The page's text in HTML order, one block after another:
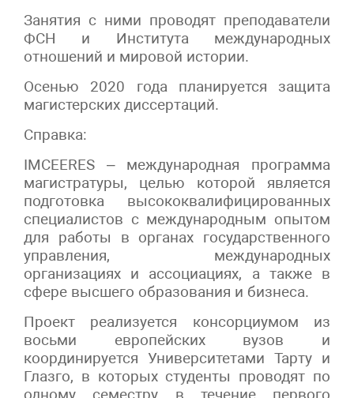
Занятия с ними проводят преподаватели
ФСН и Института международных
отношений и мировой истории.
Осенью 2020 года планируется защита
магистерских диссертаций.
Справка:
IMCEERES – международная программа
магистратуры, целью которой является
подготовка высококвалифицированных
специалистов с международным опытом
для работы в органах государственного
управления, международных
организациях и ассоциациях, а также в
сфере высшего образования и бизнеса.
Проект реализуется консорциумом из
восьми европейских вузов и
координируется Университетами Тарту и
Глазго, в которых студенты проводят по